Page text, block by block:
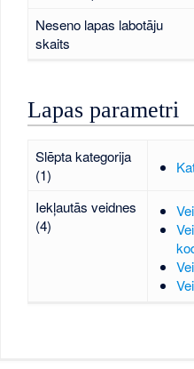
Neseno lapas labotāju
skaits
Lapas parametri
Slēpta kategorija
(1)
Iekļautās veidnes
(4)